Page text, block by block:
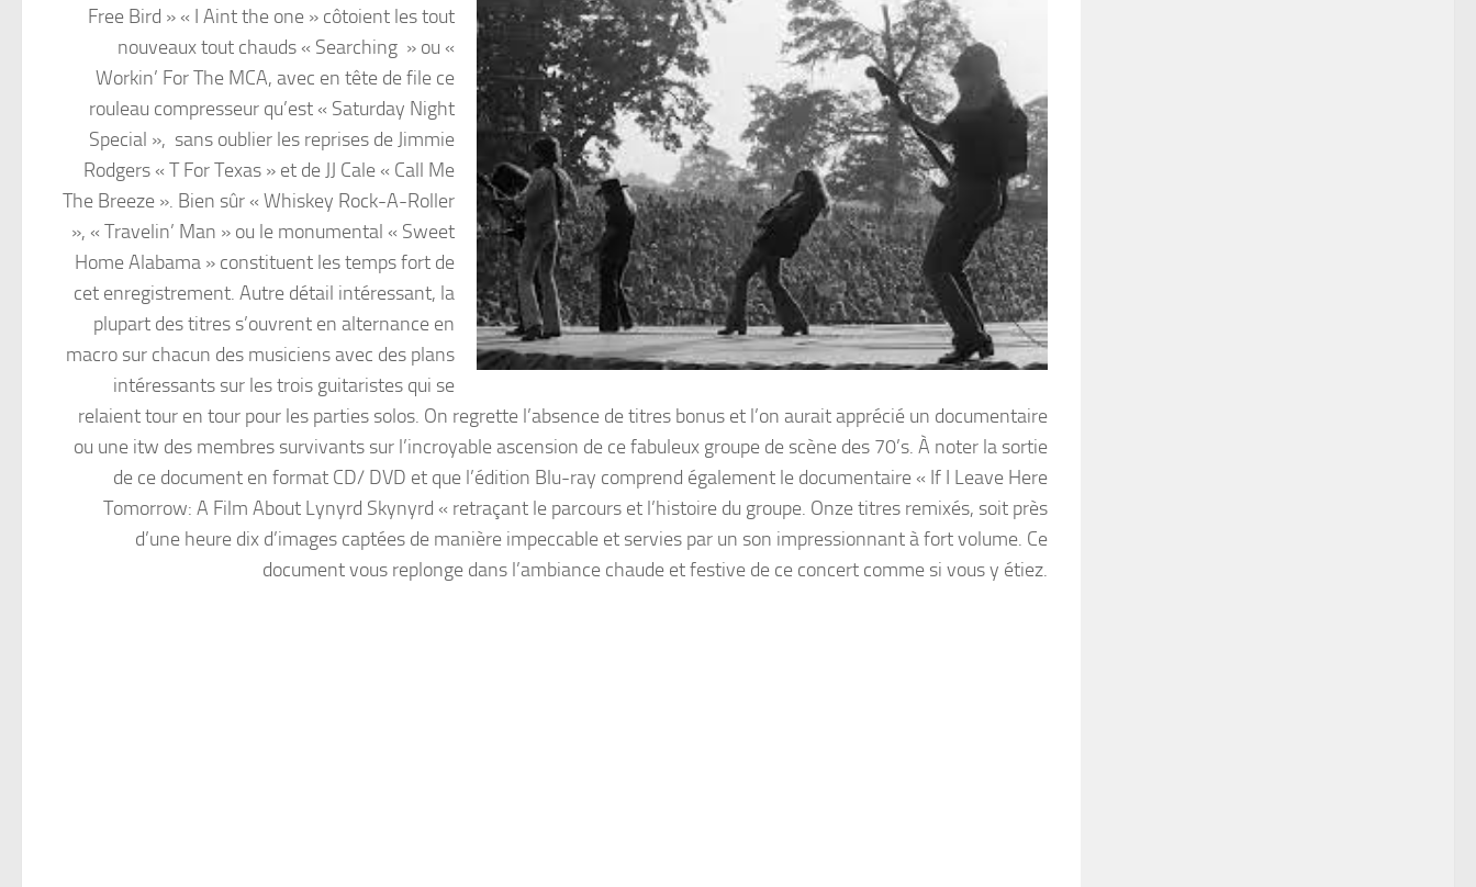
Free Bird » « I Aint the one » côtoient les tout
nouveaux tout chauds « Searching » ou «
Workin’ For The MCA, avec en tête de file ce
rouleau compresseur qu’est « Saturday Night
Special », sans oublier les reprises de Jimmie
Rodgers « T For Texas » et de JJ Cale « Call Me
The Breeze ». Bien sûr « Whiskey Rock-A-Roller
», « Travelin’ Man » ou le monumental « Sweet
Home Alabama » constituent les temps fort de
cet enregistrement. Autre détail intéressant, la
plupart des titres s’ouvrent en alternance en
macro sur chacun des musiciens avec des plans
intéressants sur les trois guitaristes qui se
relaient tour en tour pour les parties solos. On regrette l’absence de titres bonus et l’on aurait apprécié un documentaire
ou une itw des membres survivants sur l’incroyable ascension de ce fabuleux groupe de scène des 70’s. À noter la sortie
de ce document en format CD/ DVD et que l’édition Blu-ray comprend également le documentaire « If I Leave Here
Tomorrow: A Film About Lynyrd Skynyrd « retraçant le parcours et l’histoire du groupe. Onze titres remixés, soit près
d’une heure dix d’images captées de manière impeccable et servies par un son impressionnant à fort volume. Ce
document vous replonge dans l’ambiance chaude et festive de ce concert comme si vous y étiez.